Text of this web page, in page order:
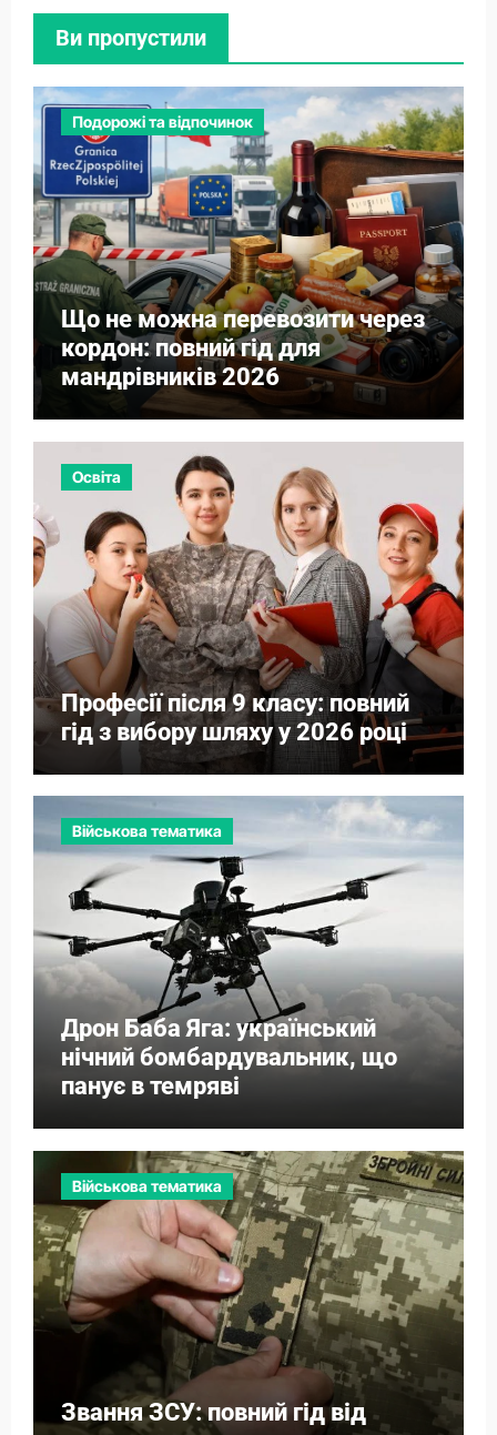
Ви пропустили
Подорожі та відпочинок
Що не можна перевозити через
кордон: повний гід для
мандрівників 2026
Освіта
Професії після 9 класу: повний
гід з вибору шляху у 2026 році
Військова тематика
Дрон Баба Яга: український
нічний бомбардувальник, що
панує в темряві
Військова тематика
Звання ЗСУ: повний гід від